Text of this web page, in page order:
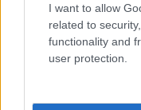
I want to allow
related to
functionality and
user protection.